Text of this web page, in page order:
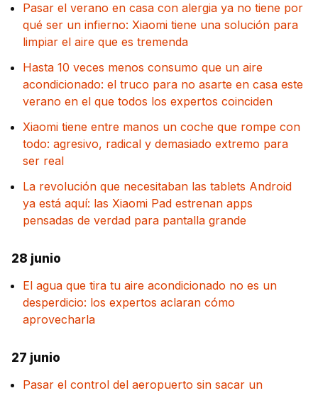
Pasar el verano en casa con alergia ya no tiene por
qué ser un infierno: Xiaomi tiene una solución para
limpiar el aire que es tremenda
Hasta 10 veces menos consumo que un aire
acondicionado: el truco para no asarte en casa este
verano en el que todos los expertos coinciden
Xiaomi tiene entre manos un coche que rompe con
todo: agresivo, radical y demasiado extremo para
ser real
La revolución que necesitaban las tablets Android
ya está aquí: las Xiaomi Pad estrenan apps
pensadas de verdad para pantalla grande
28 junio
El agua que tira tu aire acondicionado no es un
desperdicio: los expertos aclaran cómo
aprovecharla
27 junio
Pasar el control del aeropuerto sin sacar un